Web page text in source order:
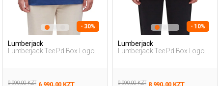
- 30%
Lumberjack
Lumberjack Tee Pd Box Logo
9 990,00 KZT 6 990,00 KZT
- 10%
Lumberjack
Lumberjack Tee Pd Box Logo
9 990,00 KZT 8 990,00 KZT